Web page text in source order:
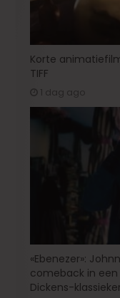
Korte
TIFF
1 dag ago
«Ebenezer»:
comeback in
Dickens-